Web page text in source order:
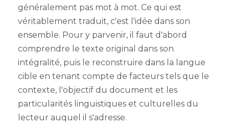
généralement pas mot à mot. Ce qui est
véritablement traduit, c'est l'idée dans son
ensemble. Pour y parvenir, il faut d'abord
comprendre le texte original dans son
intégralité, puis le reconstruire dans la langue
cible en tenant compte de facteurs tels que le
contexte, l'objectif du document et les
particularités linguistiques et culturelles du
lecteur auquel il s'adresse.